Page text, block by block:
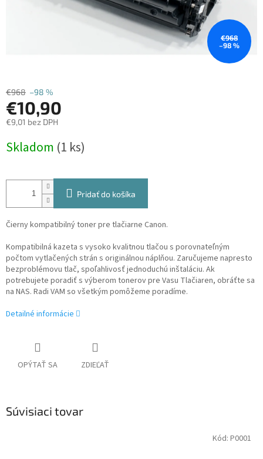
€968
–98 %
€968 –98 %
€10,90
€9,01 bez DPH
cena:
Skladom (1 ks)
Pridať do košíka
Čierny kompatibilný toner pre tlačiarne Canon.
Kompatibilná kazeta s vysoko kvalitnou tlačou s porovnateľným
počtom vytlačených strán s originálnou náplňou. Zaručujeme napresto
bezproblémovu tlač, spoľahlivosť jednoduchú inštaláciu. Ak
potrebujete poradiť s výberom tonerov pre Vasu Tlačiaren, obráťte sa
na NAS. Radi VAM so všetkým pomôžeme poradíme.
Detailné informácie
OPÝTAŤ SA ZDIEĽAŤ
Súvisiaci tovar
Kód: P0001